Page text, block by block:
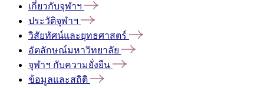
เกี่ยวกับจุฬาฯ
ประวัติจุฬาฯ
วิสัยทัศน์และยุทธศาสตร์
อัตลักษณ์มหาวิทยาลัย
จุฬาฯ กับความยั่งยืน
ข้อมูลและสถิติ